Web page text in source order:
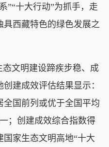
”“十大行动”为抓手，走
西藏特色的绿色发展之
文明建设蹄疾步稳、成
建成效评估结果显示：
全国前列或优于全国平均
；创建成效综合指数得
国家生态文明高地“十大